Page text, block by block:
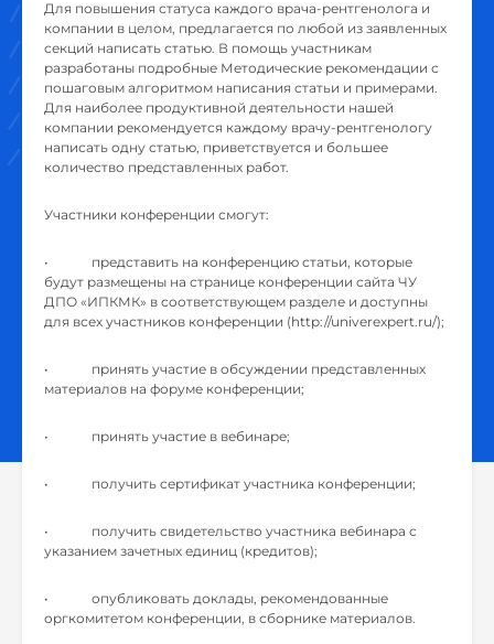
Для повышения статуса каждого врача-рентгенолога и
компании в целом, предлагается по любой из заявленных
секций написать статью. В помощь участникам
разработаны подробные Методические рекомендации с
пошаговым алгоритмом написания статьи и примерами.
Для наиболее продуктивной деятельности нашей
компании рекомендуется каждому врачу-рентгенологу
написать одну статью, приветствуется и большее
количество представленных работ.
Участники конференции смогут:
• представить на конференцию статьи, которые
будут размещены на странице конференции сайта ЧУ
ДПО «ИПКМК» в соответствующем разделе и доступны
для всех участников конференции (http://univerexpert.ru/);
• принять участие в обсуждении представленных
материалов на форуме конференции;
• принять участие в вебинаре;
• получить сертификат участника конференции;
• получить свидетельство участника вебинара с
указанием зачетных единиц (кредитов);
• опубликовать доклады, рекомендованные
оргкомитетом конференции, в сборнике материалов.